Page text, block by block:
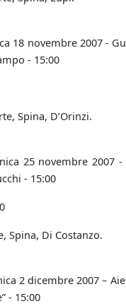
18 novembre 2007 -
- 15:00
Spina, D’Orinzi.
25 novembre 2007 -
- 15:00
Spina, Di Costanzo.
2 dicembre 2007 –
- 15:00